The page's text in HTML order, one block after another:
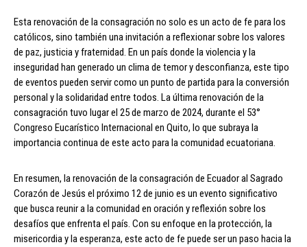
Esta renovación de la consagración no solo es un acto de fe para los
católicos, sino también una invitación a reflexionar sobre los valores
de paz, justicia y fraternidad. En un país donde la violencia y la
inseguridad han generado un clima de temor y desconfianza, este tipo
de eventos pueden servir como un punto de partida para la conversión
personal y la solidaridad entre todos. La última renovación de la
consagración tuvo lugar el 25 de marzo de 2024, durante el 53°
Congreso Eucarístico Internacional en Quito, lo que subraya la
importancia continua de este acto para la comunidad ecuatoriana.
En resumen, la renovación de la consagración de Ecuador al Sagrado
Corazón de Jesús el próximo 12 de junio es un evento significativo
que busca reunir a la comunidad en oración y reflexión sobre los
desafíos que enfrenta el país. Con su enfoque en la protección, la
misericordia y la esperanza, este acto de fe puede ser un paso hacia la